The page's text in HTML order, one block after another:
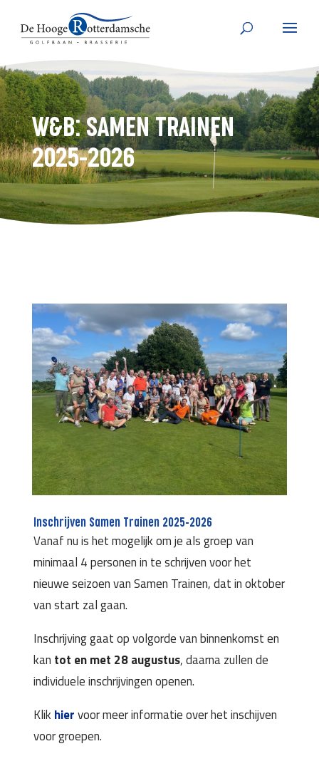
W&B: SAMEN TRAINEN
2025-2026
Inschrijven Samen Trainen 2025-2026
Vanaf nu is het mogelijk om je als groep van
minimaal 4 personen in te schrijven voor het
nieuwe seizoen van Samen Trainen, dat in oktober
van start zal gaan.
Inschrijving gaat op volgorde van binnenkomst en
kan tot en met 28 augustus, daarna zullen de
individuele inschrijvingen openen.
Klikhiervoor meer informatie over het inschijven
voor groepen.